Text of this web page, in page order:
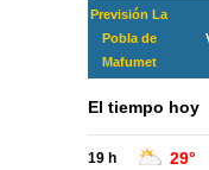
Previsión La
Pobla de
Mafumet
El tiempo hoy
19 h 29°